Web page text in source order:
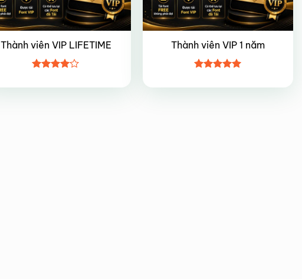
Thành viên VIP LIFETIME
xếp hạng
Thành viên VIP 1 năm
hạng55